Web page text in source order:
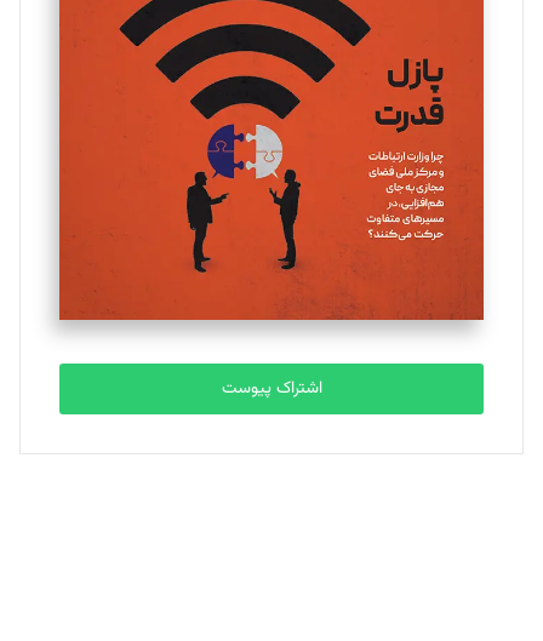
یسنا امان‌پور
تحریریه
ملینا جعفری
تحریریه
مصطفی مسجدی آرانی
تحریریه
بابک نقاش
تحریریه
اشتراک پیوست